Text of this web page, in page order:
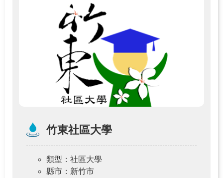
竹東社區大學
類型 ：社區大學
縣市 ：新竹市